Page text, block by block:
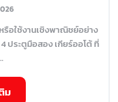
รือใช้งานเชิงพาณิชย์อย่าง
ประตูมือสอง เกียร์ออโต้ ที่
ม